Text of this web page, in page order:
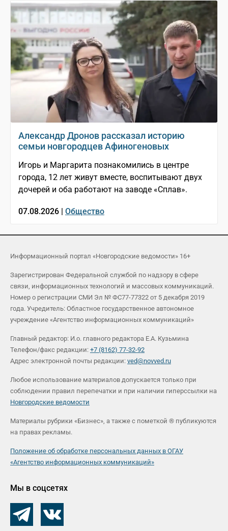
Александр Дронов рассказал историю
семьи новгородцев Афиногеновых
Игорь и Маргарита познакомились в центре
города, 12 лет живут вместе, воспитывают двух
дочерей и оба работают на заводе «Сплав».
07.08.2026 | Общество
Информационный портал «Новгородские ведомости» 16+
Зарегистрирован Федеральной службой по надзору в сфере
связи, информационных технологий и массовых коммуникаций.
Номер о регистрации СМИ Эл № ФС77-77322 от 5 декабря 2019
года. Учредитель: Областное государственное автономное
учреждение «Агентство информационных коммуникаций»
Главный редактор: И.о. главного редактора Е.А. Кузьмина
Телефон/факс редакции: +7 (8162) 77-32-92
Адрес электронной почты редакции: ved@novved.ru
Любое использование материалов допускается только при
соблюдении правил перепечатки и при наличии гиперссылки на
Новгородские ведомости
Материалы рубрики «Бизнес», а также с пометкой ® публикуются
на правах рекламы.
Положение об обработке персональных данных в ОГАУ
«Агентство информационных коммуникаций»
Мы в соцсетях